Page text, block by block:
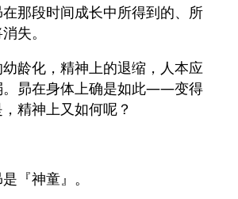
那段时间成长中所得到的、所
失。
龄化，精神上的退缩，人本应
。昴在身体上确是如此——变得
精神上又如何呢？
『神童』。